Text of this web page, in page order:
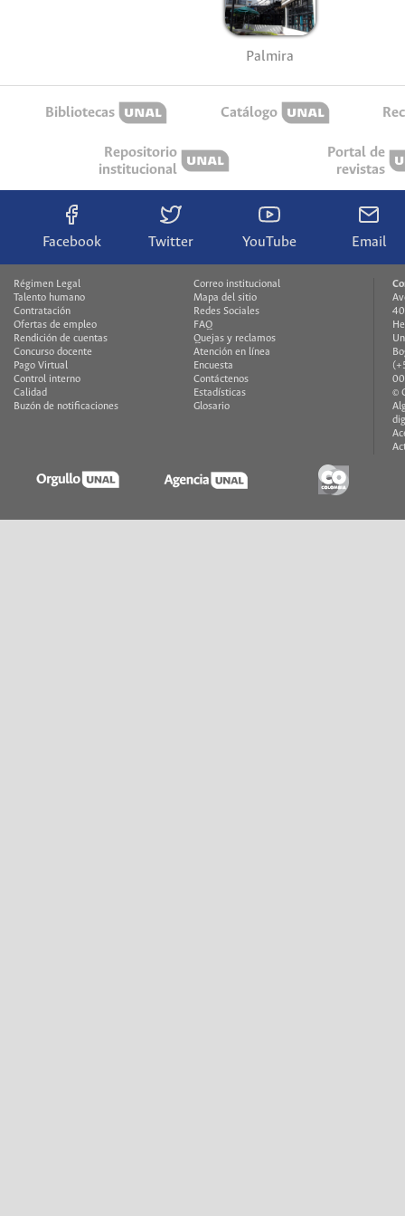
Palmira
Bibliotecas Catálogo
Repositorio
institucional
Portal de
revistas
Facebook Twitter YouTube Email
Régimen Legal
Talento humano
Contratación
Ofertas de empleo
Rendición de cuentas
Concurso docente
Pago Virtual
Control interno
Calidad
Buzón de notificaciones
Correo institucional
Mapa del sitio
Redes Sociales
FAQ
Quejas y reclamos
Atención en línea
Encuesta
Contáctenos
Estadísticas
Glosario
©